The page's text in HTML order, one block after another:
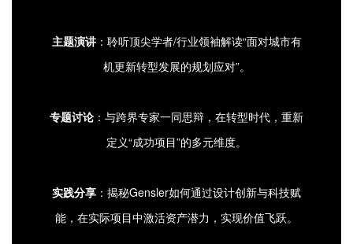
主题演讲：聆听顶尖学者/行业领袖解读“面对城市有
机更新转型发展的规划应对”。
专题讨论 ：与跨界专家一同思辩，在转型时代，重新
定义“成功项目”的多元维度。
实践分享 ：揭秘Gensler如何通过设计创新与科技赋
能，在实际项目中激活资产潜力，实现价值飞跃。